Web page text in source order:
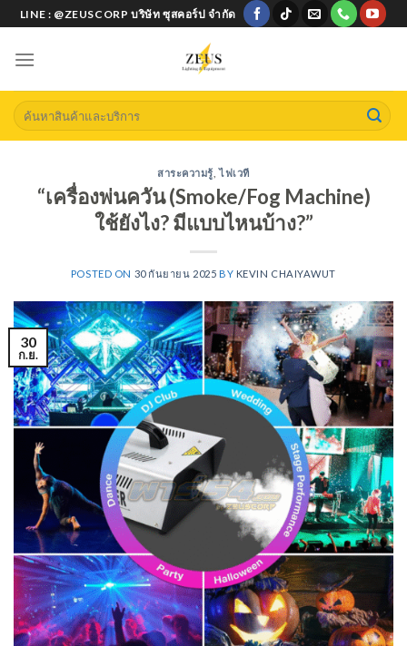
Skip
to
content
LINE : @ZEUSCORP บริษัท ซุสคอร์ป จำกัด
Search
for:
สาระความรู้ ,ไฟเวที
“เครื่องพ่นควัน (Smoke/Fog Machine)
ใช้ยังไง? มีแบบไหนบ้าง?”
POSTED ON 30 กันยายน 2025 BY KEVIN CHAIYAWUT
30
ก.ย.